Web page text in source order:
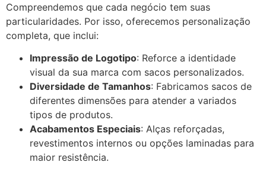
Compreendemos que cada negócio tem suas
particularidades. Por isso, oferecemos personalização
completa, que inclui:
Impressão de Logotipo: Reforce a identidade
visual da sua marca com sacos personalizados.
Diversidade de Tamanhos: Fabricamos sacos de
diferentes dimensões para atender a variados
tipos de produtos.
Acabamentos Especiais: Alças reforçadas,
revestimentos internos ou opções laminadas para
maior resistência.